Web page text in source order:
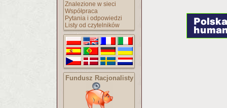
Znalezione w sieci
Współpraca
Pytania i odpowiedzi
Listy od czytelników
Fundusz Racjonalisty